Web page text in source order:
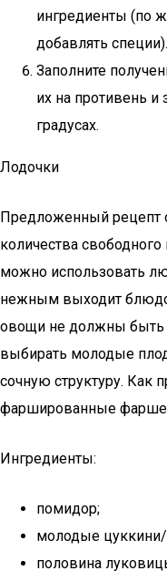
ингредиенты (по
добавлять специи).
Заполните
их на противень и
градусах.
Лодочки
Предложенный рецепт
количества
можно использовать
нежным выходит
овощи не должны
выбирать молодые
сочную структуру. Как
фаршированные
Ингредиенты:
помидор;
молодые
половина